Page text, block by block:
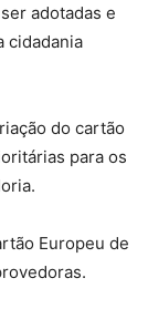
adotadas e
cidadania
do cartão
para os
Europeu de